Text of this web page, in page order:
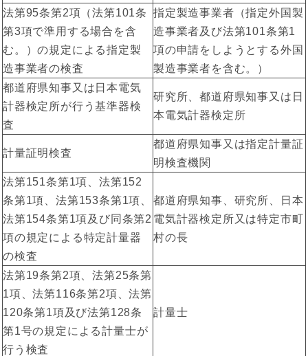
法第95条第2項（法第101条
第3項で準用する場合を含
む。）の規定による指定製
造事業者の検査
指定製造事業者（指定外国製
造事業者及び法第101条第1
項の申請をしようとする外国
製造事業者を含む。）
都道府県知事又は日本電気
計器検定所が行う基準器検
査
研究所、都道府県知事又は日
本電気計器検定所
計量証明検査
都道府県知事又は指定計量証
明検査機関
法第151条第1項、法第152
条第1項、法第153条第1項、
法第154条第1項及び同条第2
項の規定による特定計量器
の検査
都道府県知事、研究所、日本
電気計器検定所又は特定市町
村の長
法第19条第2項、法第25条第
1項、法第116条第2項、法第
120条第1項及び法第128条
第1号の規定による計量士が
行う検査
計量士